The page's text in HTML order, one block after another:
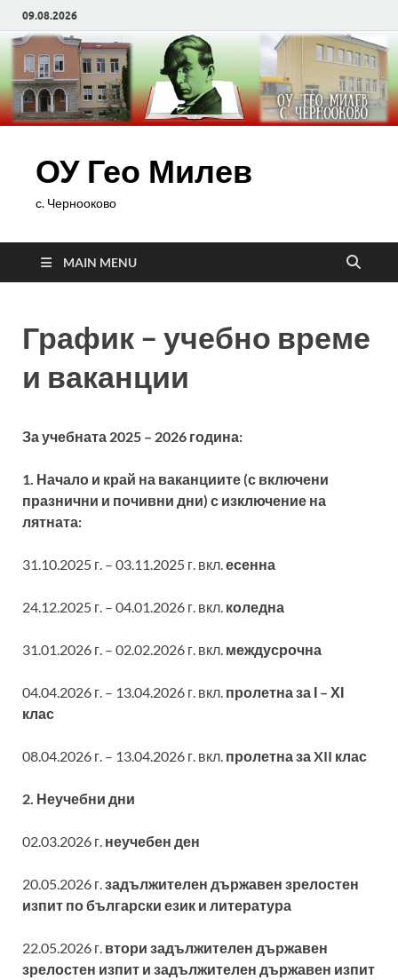
09.08.2026
ОУ Гео Милев
с. Чернооково
MAIN MENU
График – учебно време
и ваканции
За учебната 2025 – 2026 година:
1. Начало и край на ваканциите (с включени
празнични и почивни дни) с изключение на
лятната:
31.10.2025 г. – 03.11.2025 г. вкл.есенна
24.12.2025 г. – 04.01.2026 г. вкл. коледна
31.01.2026 г. – 02.02.2026 г. вкл. междусрочна
04.04.2026 г. – 13.04.2026 г. вкл. пролетна за І – ХІ
клас
08.04.2026 г. – 13.04.2026 г. вкл. пролетна за XII клас
2. Неучебни дни
02.03.2026 г. неучебен ден
20.05.2026 г.задължителен държавен зрелостен
изпит по български език и литература
22.05.2026 г. втори задължителен държавен
зрелостен изпит и задължителен държавен изпит